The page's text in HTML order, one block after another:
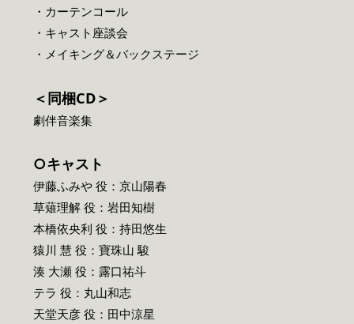
・カーテンコール
・キャスト座談会
・メイキング＆バックステージ
＜同梱CD＞
劇伴音楽集
○キャスト
伊藤ふみや 役：京山陽春
草薙理解 役：岩田知樹
本橋依央利 役：持田悠生
猿川 慧 役：寶珠山 駿
湊 大瀬 役：露口祐斗
テラ 役：丸山和志
天堂天彦 役：田中涼星